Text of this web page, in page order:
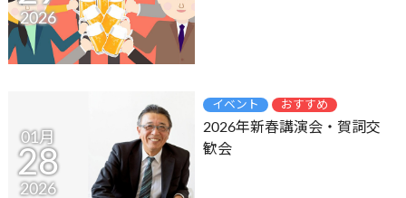
2026
01月
28
2026
イベント おすすめ
2026年新春講演会・賀詞交
歓会